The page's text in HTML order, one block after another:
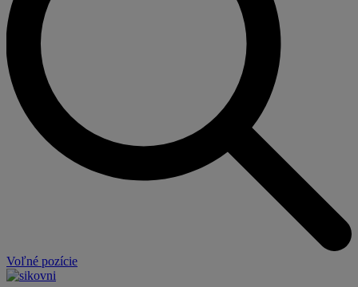
Voľné pozície